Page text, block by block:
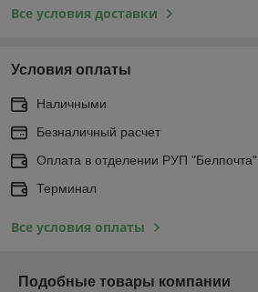
Все условия доставки
Условия оплаты
Наличными
Безналичный расчет
Оплата в отделении РУП "Белпочта"
Терминал
Все условия оплаты
Подобные товары компании